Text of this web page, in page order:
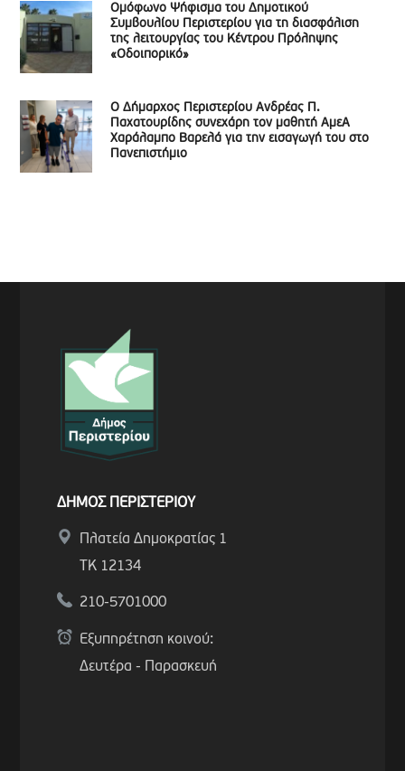
Ομόφωνο Ψήφισμα του Δημοτικού
Συμβουλίου Περιστερίου για τη διασφάλιση
της λειτουργίας του Κέντρου Πρόληψης
«Οδοιπορικό»
Ο Δήμαρχος Περιστερίου Ανδρέας Π.
Παχατουρίδης συνεχάρη τον μαθητή ΑμεΑ
Χαράλαμπο Βαρελά για την εισαγωγή του στο
Πανεπιστήμιο
ΔΗΜΟΣ ΠΕΡΙΣΤΕΡΙΟΥ
Πλατεία Δημοκρατίας 1
ΤΚ 12134
210-5701000
Εξυπηρέτηση κοινού:
Δευτέρα - Παρασκευή